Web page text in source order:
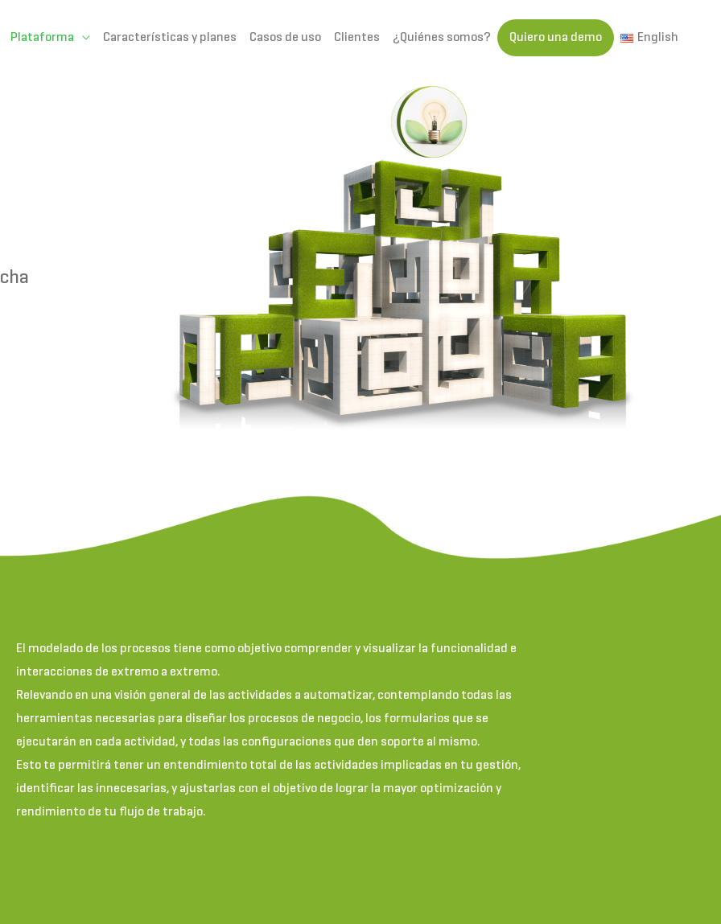
Plataforma Características y planes Casos de uso Clientes ¿Quiénes somos? Quiero una demo English
El modelado de los procesos tiene como objetivo comprender y visualizar la funcionalidad e
interacciones de extremo a extremo.
Relevando en una visión general de las actividades a automatizar, contemplando todas las
herramientas necesarias para diseñar los procesos de negocio, los formularios que se
ejecutarán en cada actividad, y todas las configuraciones que den soporte al mismo.
Esto te permitirá tener un entendimiento total de las actividades implicadas en tu gestión,
identificar las innecesarias, y ajustarlas con el objetivo de lograr la mayor optimización y
rendimiento de tu flujo de trabajo.